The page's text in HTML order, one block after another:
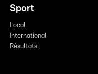
Sport
Local
International
Résultats